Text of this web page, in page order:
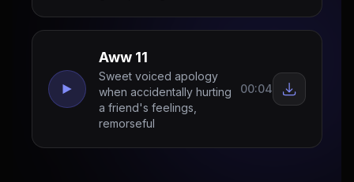
Aww 11
Sweet voiced apology
when accidentally hurting
a friend's feelings,
remorseful
00:04